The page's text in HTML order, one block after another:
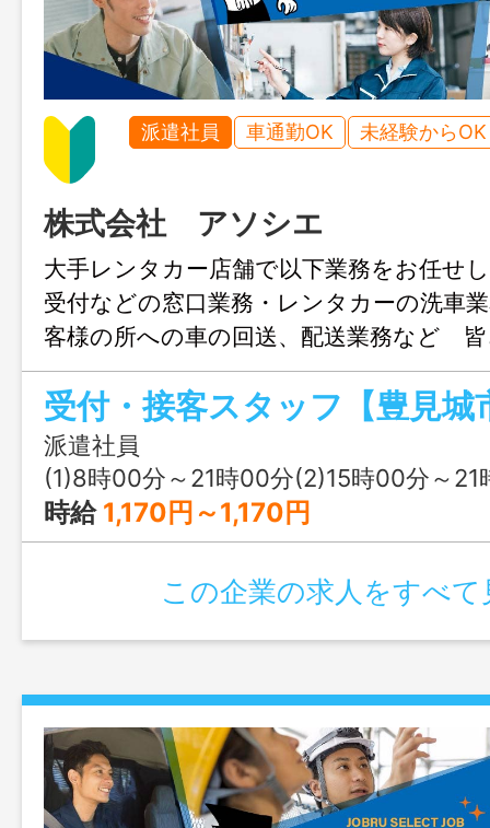
派遣社員 車通勤OK 未経験からOK
株式会社 アソシエ
大手レンタカー店舗で以下業務をお任せ
受付などの窓口業務・レンタカーの洗車
客様の所への車の回送、配送業務など
始められる方が多いことから、マニュア
り、先輩方も丁寧に教えてくれます！難
ので、お気軽にご応募ください！ 変更
派遣社員
(1)8時00分～21時00分(2)15時00分～21
時給 1,170円～1,170円
この企業の求人をすべて